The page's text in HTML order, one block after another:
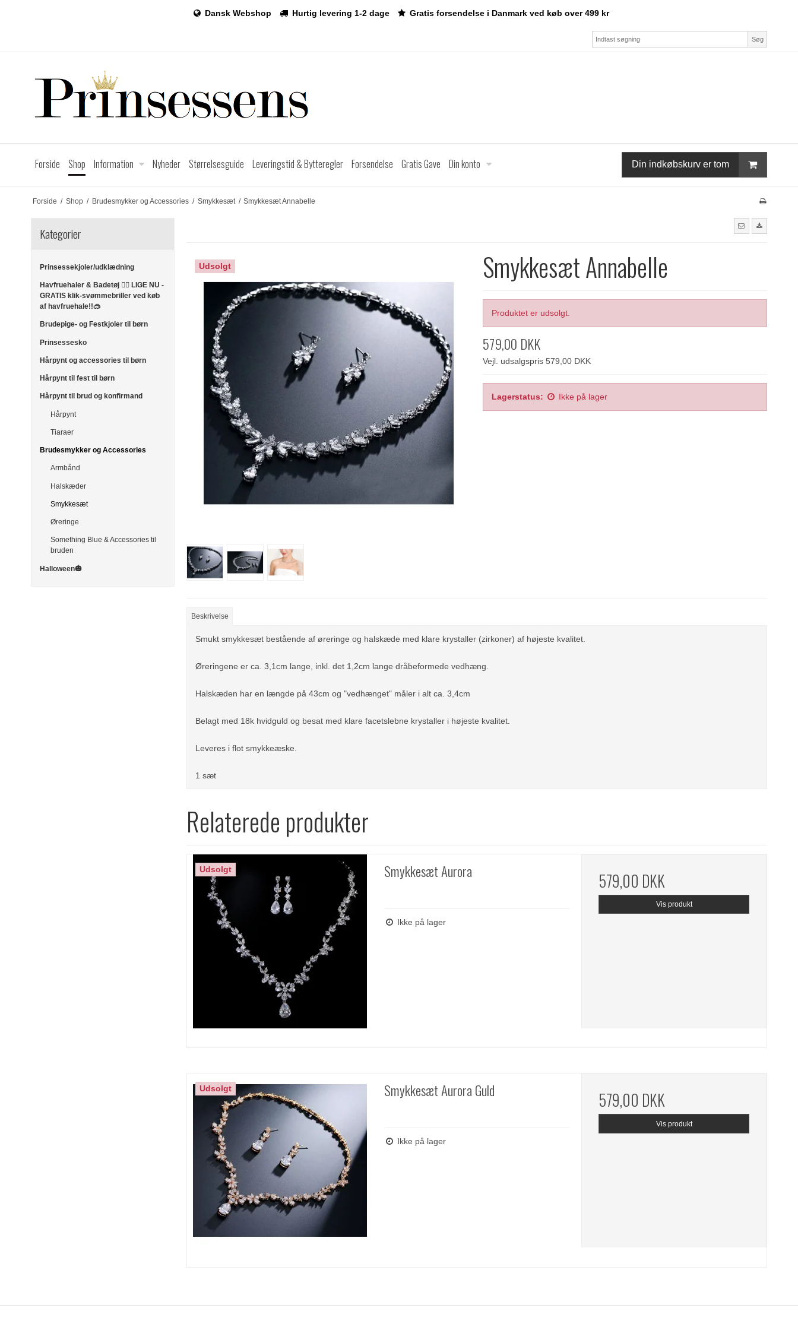
Dansk Webshop Hurtig levering 1-2 dage Gratis forsendelse i Danmark ved køb over 499 kr
Søg
Forside Shop Information Nyheder Størrelsesguide Leveringstid & Bytteregler Forsendelse Gratis Gave Din konto Din indkøbskurv er tom
Forside / Shop / Brudesmykker og Accessories / Smykkesæt / Smykkesæt Annabelle
Kategorier
Prinsessekjoler/udklædning
Havfruehaler & Badetøj 🧜‍♀️ LIGE NU -
GRATIS klik-svømmebriller ved køb
af havfruehale!!🥽
Brudepige- og Festkjoler til børn
Prinsessesko
Hårpynt og accessories til børn
Hårpynt til fest til børn
Hårpynt til brud og konfirmand
Hårpynt
Tiaraer
Brudesmykker og Accessories
Armbånd
Halskæder
Smykkesæt
Øreringe
Something Blue & Accessories til
bruden
Halloween🎃
Udsolgt Smykkesæt Annabelle
Produktet er udsolgt.
579,00 DKK
Vejl. udsalgspris 579,00 DKK
Lagerstatus: Ikke på lager
Beskrivelse
Smukt smykkesæt bestående af øreringe og halskæde med klare krystaller (zirkoner) af højeste kvalitet.
Øreringene er ca. 3,1cm lange, inkl. det 1,2cm lange dråbeformede vedhæng.
Halskæden har en længde på 43cm og "vedhænget" måler i alt ca. 3,4cm
Belagt med 18k hvidguld og besat med klare facetslebne krystaller i højeste kvalitet.
Leveres i flot smykkeæske.
1 sæt
Relaterede produkter
Udsolgt Smykkesæt Aurora
Ikke på lager
579,00 DKK
Vis produkt
Udsolgt Smykkesæt Aurora Guld
Ikke på lager
579,00 DKK
Vis produkt